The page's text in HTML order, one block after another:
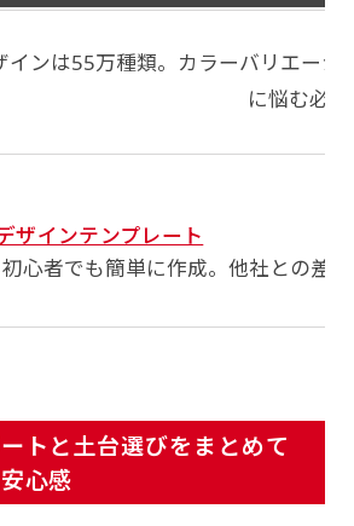
インは55万種類。カラーバリエー
に悩む必
ザインテンプレート
初心者でも簡単に作成。他社との差
トと土台選びをまとめて
心感